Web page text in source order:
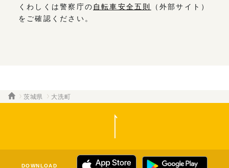
くわしくは警察庁の 自転車安全五則
（外部サイト）
をご確認ください。
茨城県 大洗町
DOWNLOAD